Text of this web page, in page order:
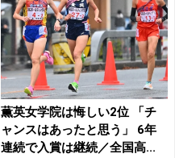
薫英女学院は悔しい2位 「チ
ャンスはあったと思う」 6年
連続で入賞は継続／全国高...